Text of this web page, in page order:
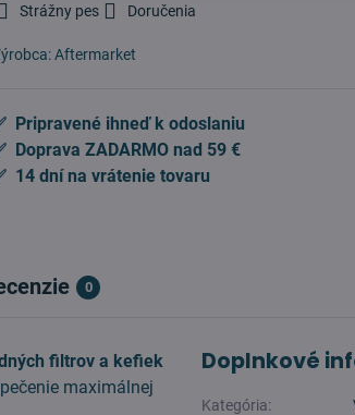
Strážny pes Doručenia
Aftermarket
Pripravené ihneď k odoslaniu
Doprava ZADARMO nad 59 €
14 dní na vrátenie tovaru
0
filtrov a kefiek
maximálnej
Doplnkové
Kategória: